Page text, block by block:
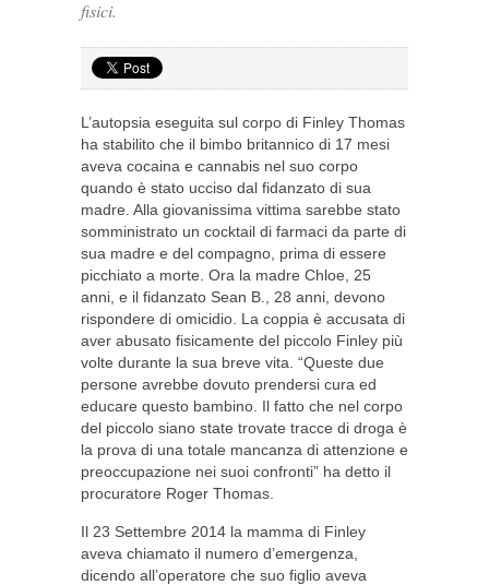
fisici.
L’autopsia eseguita sul corpo di Finley Thomas
ha stabilito che il bimbo britannico di 17 mesi
aveva cocaina e cannabis nel suo corpo
quando è stato ucciso dal fidanzato di sua
madre. Alla giovanissima vittima sarebbe stato
somministrato un cocktail di farmaci da parte di
sua madre e del compagno, prima di essere
picchiato a morte. Ora la madre Chloe, 25
anni, e il fidanzato Sean B., 28 anni, devono
rispondere di omicidio. La coppia è accusata di
aver abusato fisicamente del piccolo Finley più
volte durante la sua breve vita. “Queste due
persone avrebbe dovuto prendersi cura ed
educare questo bambino. Il fatto che nel corpo
del piccolo siano state trovate tracce di droga è
la prova di una totale mancanza di attenzione e
preoccupazione nei suoi confronti” ha detto il
procuratore Roger Thomas.
Il 23 Settembre 2014 la mamma di Finley
aveva chiamato il numero d’emergenza,
dicendo all’operatore che suo figlio aveva